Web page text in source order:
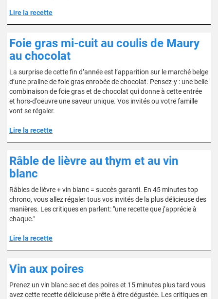
Lire la recette
Foie gras mi-cuit au coulis de Maury
au chocolat
La surprise de cette fin d’année est l’apparition sur le marché belge
d’une praline de foie gras enrobée de chocolat. Pensez-y : une belle
combinaison de foie gras et de chocolat qui donne à cette entrée
et hors-d'oeuvre une saveur unique. Vos invités ou votre famille
vont se régaler.
Lire la recette
Râble de lièvre au thym et au vin
blanc
Râbles de lièvre + vin blanc = succès garanti. En 45 minutes top
chrono, vous allez régaler tous vos invités de la plus délicieuse des
manières. Les critiques en parlent: "une recette que j’apprécie à
chaque."
Lire la recette
Vin aux poires
Prenez un vin blanc sec et des poires et 15 minutes plus tard vous
avez cette recette délicieuse prête à être dégustée. Les critiques en